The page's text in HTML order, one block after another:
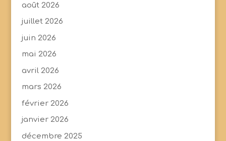
août 2026
juillet 2026
juin 2026
mai 2026
avril 2026
mars 2026
février 2026
janvier 2026
décembre 2025